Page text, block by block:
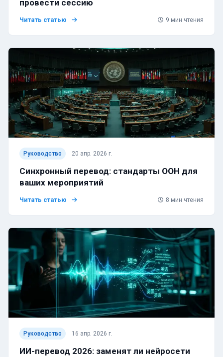
провести сессию
Читать статью 9 мин чтения
Руководство 20 апр. 2026 г.
Синхронный перевод: стандарты ООН для
ваших мероприятий
Читать статью 8 мин чтения
Руководство 16 апр. 2026 г.
ИИ-перевод 2026: заменят ли нейросети